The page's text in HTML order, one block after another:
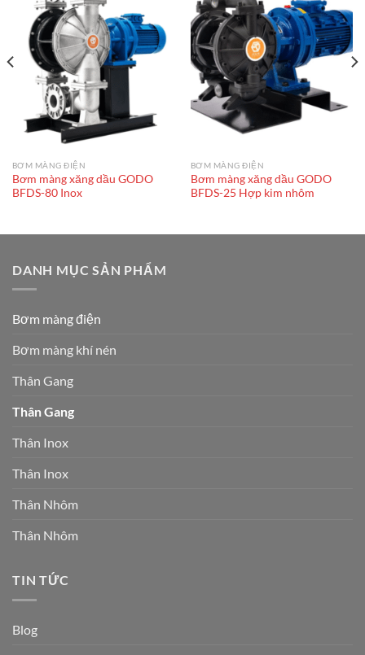
BƠM MÀNG ĐIỆN
Bơm màng xăng dầu GODO
BFDS-80 Inox
BƠM MÀNG ĐIỆN
Bơm màng xăng dầu GODO
BFDS-25 Hợp kim nhôm
DANH MỤC SẢN PHẨM
Bơm màng điện
Bơm màng khí nén
Thân Gang
Thân Gang
Thân Inox
Thân Inox
Thân Nhôm
Thân Nhôm
TIN TỨC
Blog